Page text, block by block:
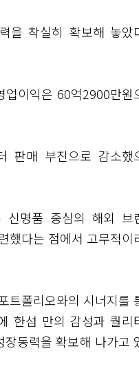
을 착실히 확보해 놓았
이익은 60억2900만원
판매 부진으로 감소했
신명품 중심의 해외 브
했다는 점에서 고무적이
트폴리오와의 시너지를
한섬 만의 감성과 퀄리
동력을 확보해 나가고